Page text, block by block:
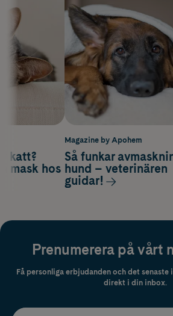
katt?
mask hos
Magazine by Apohem
Så funkar
hund – veterinären
guidar!
Prenumerera på vårt
Få personliga erbjudanden och det senaste
direkt i din inbox.